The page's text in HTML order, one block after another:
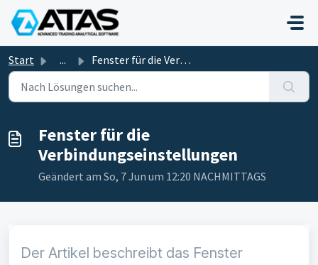
Zum hauptsächlichen Inhalt gehen
Start ... Fenster für die Verbindungseinstellungen
Fenster für die
Verbindungseinstellungen
Geändert am So, 7 Jun um 12:20 NACHMITTAGS
Der Artikel beschreibt das Fenster